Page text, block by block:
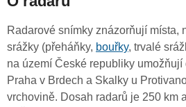
Radarové snímky znázorňují místa,
srážky (přeháňky, bouřky, trvalé
na území České republiky
Praha v Brdech a Skalky u
vrchovině. Dosah radarů je 250 km